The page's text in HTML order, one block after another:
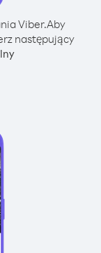
Viber.Aby
następujący